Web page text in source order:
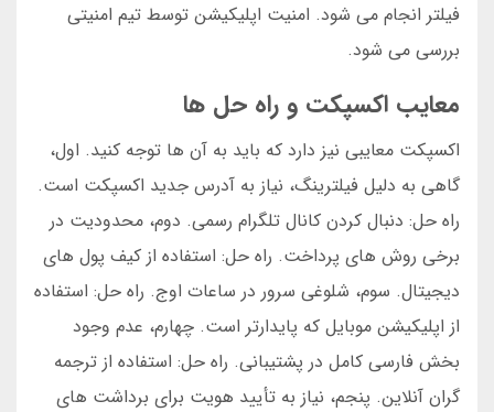
فیلتر انجام می شود. امنیت اپلیکیشن توسط تیم امنیتی
بررسی می شود.
معایب اکسپکت و راه حل ها
اکسپکت معایبی نیز دارد که باید به آن ها توجه کنید. اول،
گاهی به دلیل فیلترینگ، نیاز به آدرس جدید اکسپکت است.
راه حل: دنبال کردن کانال تلگرام رسمی. دوم، محدودیت در
برخی روش های پرداخت. راه حل: استفاده از کیف پول های
دیجیتال. سوم، شلوغی سرور در ساعات اوج. راه حل: استفاده
از اپلیکیشن موبایل که پایدارتر است. چهارم، عدم وجود
بخش فارسی کامل در پشتیبانی. راه حل: استفاده از ترجمه
گران آنلاین. پنجم، نیاز به تأیید هویت برای برداشت های